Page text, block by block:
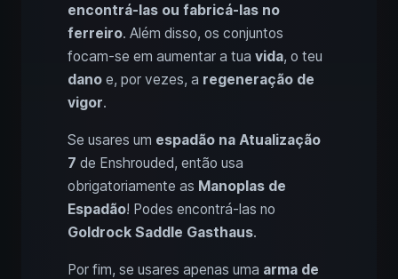
encontrá-las ou fabricá-las no
ferreiro. Além disso, os conjuntos
focam-se em aumentar a tua vida, o teu
dano e, por vezes, a regeneração de
vigor.
Se usares um espadão na Atualização
7 de Enshrouded, então usa
obrigatoriamente as Manoplas de
Espadão! Podes encontrá-las no
Goldrock Saddle Gasthaus.
Por fim, se usares apenas uma arma de